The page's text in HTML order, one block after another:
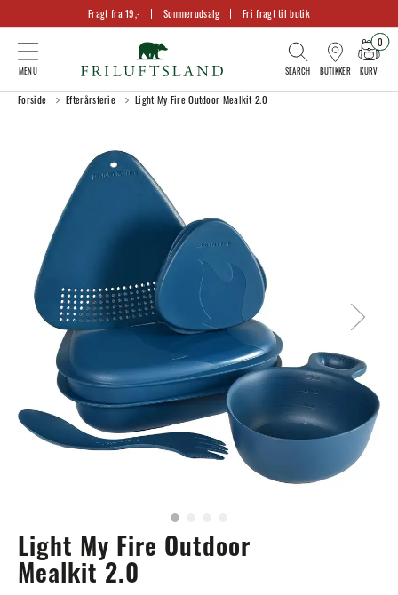
Fragt fra 19,- Sommerudsalg Fri fragt til butik
BUTIKKER KURV
0
Forside Efterårsferie Light My Fire Outdoor Mealkit 2.0
Light My Fire Outdoor
Mealkit 2.0